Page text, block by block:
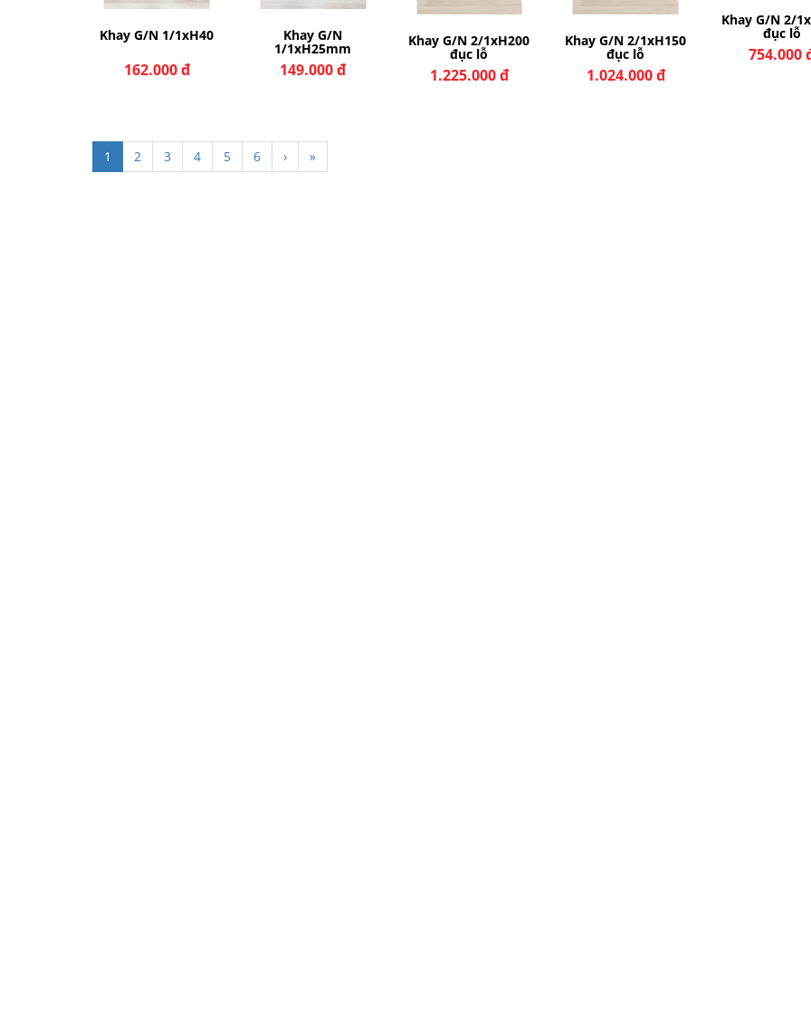
Khay G/N 1/1xH40
162.000 đ
Khay G/N
1/1xH25mm
149.000 đ
Khay G/N 2/1xH200
đục lỗ
1.225.000 đ
Khay G/N 2/1xH150
đục lỗ
1.024.000 đ
Khay G/N 2/
đục lỗ
754.000
1 2 3 4 5 6 › »